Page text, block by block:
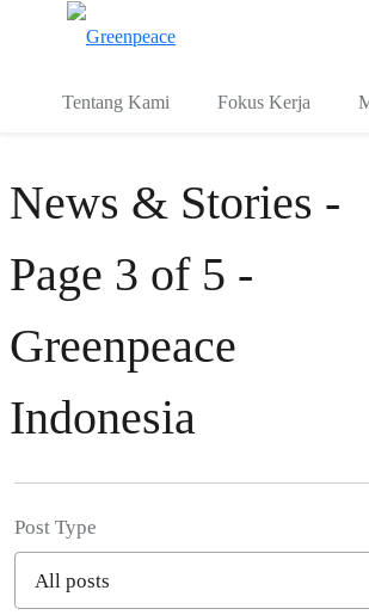
Tentang Kami Fokus Kerja
News & Stories -
Page 3 of 5 -
Greenpeace
Indonesia
Post Type